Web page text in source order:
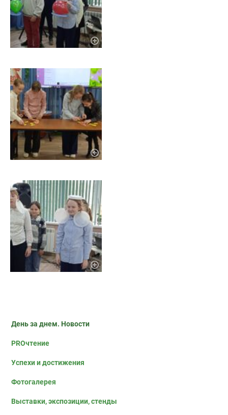
День за днем. Новости
PROчтение
Успехи и достижения
Фотогалерея
Выставки, экспозиции, стенды